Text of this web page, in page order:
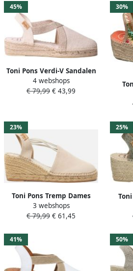
45%
Toni Pons Verdi-V Sandalen
Touwzool gebroken wit
4 webshops
€ 79,99 € 43,99
30%
23%
Toni Pons Tremp Dames
Espadrilles Pedra Beige
Suède TREMPpedra
3 webshops
€ 79,99 € 61,45
25%
41% 50%